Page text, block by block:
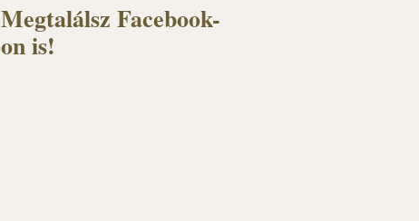
Megtalálsz Facebook-
on is!